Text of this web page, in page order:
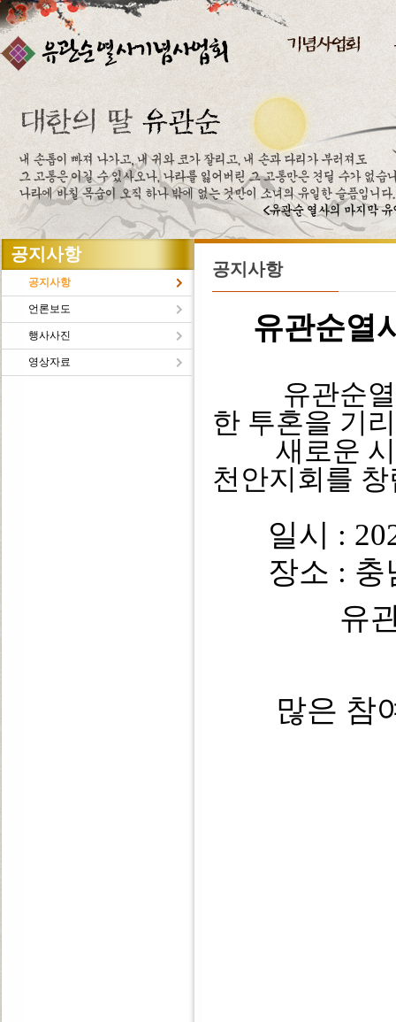
주메뉴바로가기
본문바로가기
공지사항
공지사항
언론보도
행사사진
영상자료
공지사항
유관순열
유관순열사
한 투혼을 기
새로운 시
천안지회를
일시 :
장소 : 충
유
많은 참여